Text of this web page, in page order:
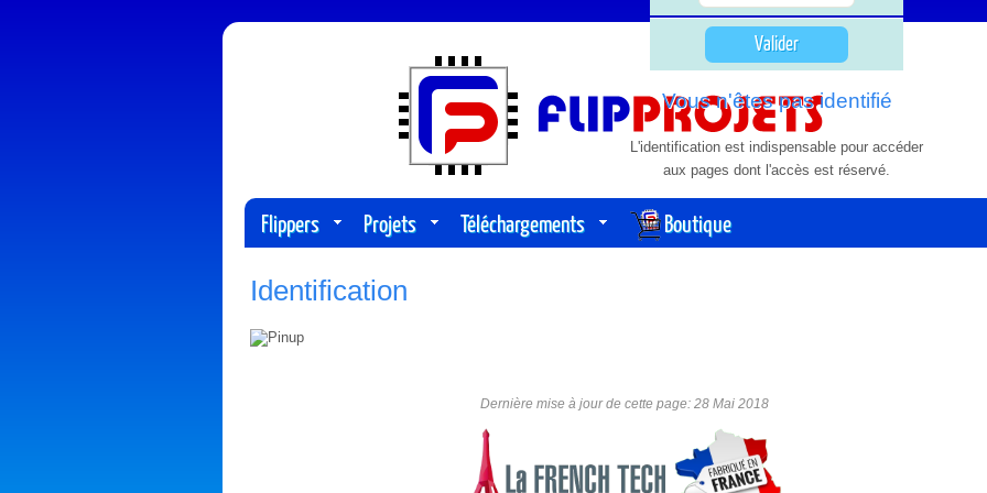
Flippers Projets Téléchargements Boutique
Identification
Vous n'êtes pas identifié
L'identification est indispensable pour accéder
aux pages dont l'accès est réservé.
Dernière mise à jour de cette page: 28 Mai 2018